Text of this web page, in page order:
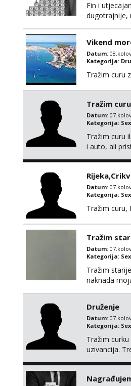
Fin i
dugotrajnije,
Vikend
Datum:
Kategorija:
Tražim curu
Tražim
Datum:
Kategorija: Sex
Tražim curu
i auto, ali
Datum:
Kategorija: Sex
Tražim curu,
Tražim
Datum:
Kategorija: Sex
Tražim
naknada
Druženje
Datum:
Kategorija: Sex
Tražim
uzivancija.